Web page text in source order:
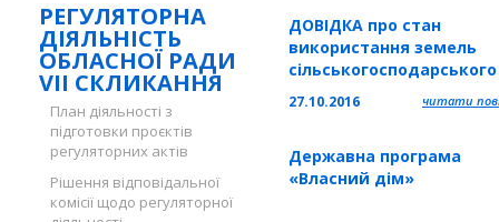
РЕГУЛЯТОРНА
ДІЯЛЬНІСТЬ
ОБЛАСНОЇ РАДИ
VII СКЛИКАННЯ
План діяльності з
підготовки проєктів
регуляторних актів
Рішення відповідальної
комісії щодо регуляторної
ДОВІДКА про стан
використання земель
сільськогосподарського
призначення
27.10.2016 читати
Державна програма
«Власний дім»